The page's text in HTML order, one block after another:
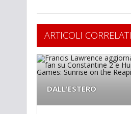
ARTICOLI CORRELATI
DALL'ESTERO